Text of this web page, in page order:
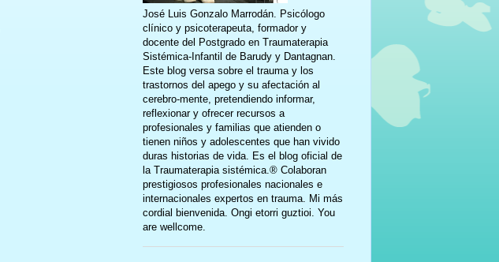
José Luis Gonzalo Marrodán. Psicólogo
clínico y psicoterapeuta, formador y
docente del Postgrado en Traumaterapia
Sistémica-Infantil de Barudy y Dantagnan.
Este blog versa sobre el trauma y los
trastornos del apego y su afectación al
cerebro-mente, pretendiendo informar,
reflexionar y ofrecer recursos a
profesionales y familias que atienden o
tienen niños y adolescentes que han vivido
duras historias de vida. Es el blog oficial de
la Traumaterapia sistémica.® Colaboran
prestigiosos profesionales nacionales e
internacionales expertos en trauma. Mi más
cordial bienvenida. Ongi etorri guztioi. You
are wellcome.